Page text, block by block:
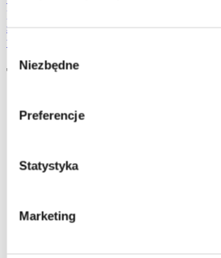
Wybór
zgody
Niezbędne
Preferencje
Statystyka
Marketing
parze, a nie w wodzie, cieciorka
smakiem i chrupkością, pięknym kolorem
wartości odżywczych.
Tagi:
indyk
mąka
przystawka